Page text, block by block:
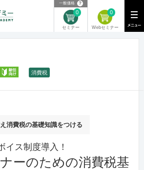
一般価格 ？
セミナー
0
Webセミナー
0
新任
消費税
消費税の基礎知識をつける
イス制度導入！
ーのための消費税基